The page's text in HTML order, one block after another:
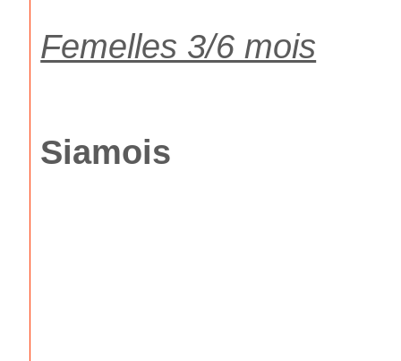
Femelles 3/6 mois
Siamois